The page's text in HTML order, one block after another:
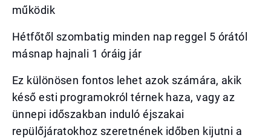
működik
Hétfőtől szombatig minden nap reggel 5 órától
másnap hajnali 1 óráig jár
Ez különösen fontos lehet azok számára, akik
késő esti programokról térnek haza, vagy az
ünnepi időszakban induló éjszakai
repülőjáratokhoz szeretnének időben kijutni a